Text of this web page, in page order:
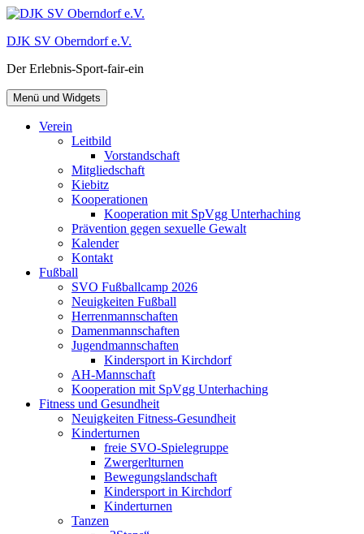
Zum
springen
DJK SV Oberndorf e.V.
Der Erlebnis-Sport-fair-ein
Menü und Widgets
Verein
Leitbild
Vorstandschaft
Mitgliedschaft
Kiebitz
Kooperationen
Kooperation mit SpVgg Unterhaching
Prävention gegen sexuelle Gewalt
Kalender
Kontakt
Fußball
SVO Fußballcamp 2026
Neuigkeiten Fußball
Herrenmannschaften
Damenmannschaften
Jugendmannschaften
Kindersport in Kirchdorf
AH-Mannschaft
Kooperation mit SpVgg Unterhaching
Fitness und Gesundheit
Neuigkeiten Fitness-Gesundheit
Kinderturnen
freie SVO-Spielegruppe
Zwergerlturnen
Bewegungslandschaft
Kindersport in Kirchdorf
Kinderturnen
Tanzen